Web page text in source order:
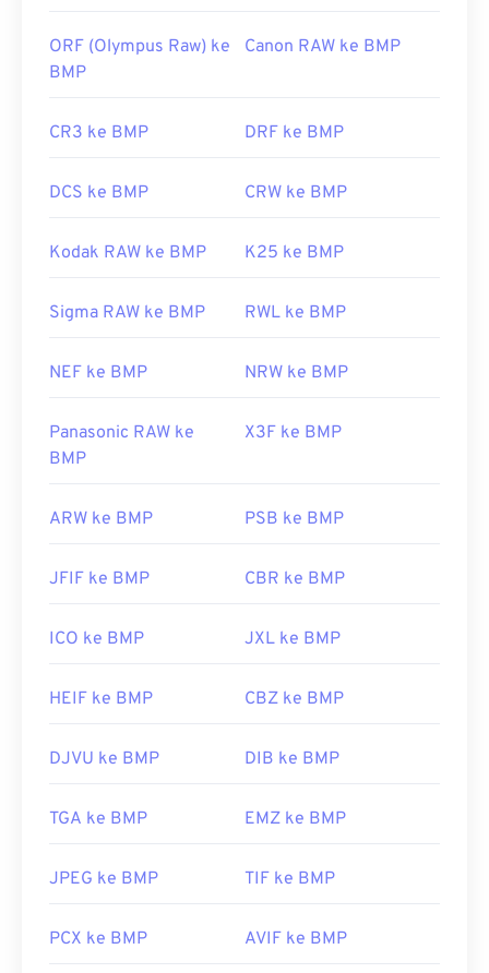
ORF (Olympus Raw) ke
BMP
Canon RAW ke BMP
CR3 ke BMP DRF ke BMP
DCS ke BMP CRW ke BMP
Kodak RAW ke BMP K25 ke BMP
Sigma RAW ke BMP RWL ke BMP
NEF ke BMP NRW ke BMP
Panasonic RAW ke
BMP
X3F ke BMP
ARW ke BMP PSB ke BMP
JFIF ke BMP CBR ke BMP
ICO ke BMP JXL ke BMP
HEIF ke BMP CBZ ke BMP
DJVU ke BMP DIB ke BMP
TGA ke BMP EMZ ke BMP
JPEG ke BMP TIF ke BMP
PCX ke BMP AVIF ke BMP